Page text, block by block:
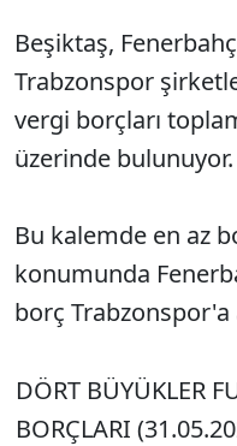
Beşiktaş,
Trabzonspor
vergi borçları
üzerinde bulunuyor.
Bu kalemde en az
konumunda
borç Trabzonspor'a
DÖRT BÜYÜKLER
BORÇLARI